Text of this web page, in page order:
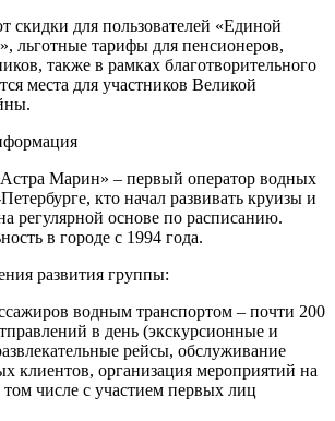
скидки для пользователей «Единой
льготные тарифы для пенсионеров,
также в рамках благотворительного
места для участников Великой
Марин» – первый оператор водных
кто начал развивать круизы и
регулярной основе по расписанию.
в городе с 1994 года.
развития группы:
водным транспортом – почти 200
в день (экскурсионные и
рейсы, обслуживание
клиентов, организация мероприятий на
том числе с участием первых лиц